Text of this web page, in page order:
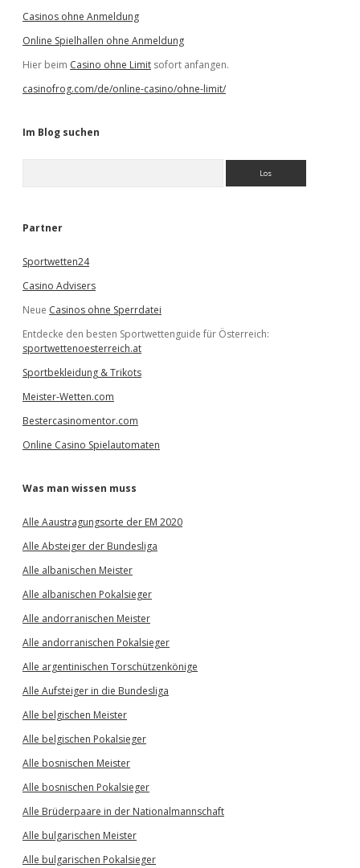
Casinos ohne Anmeldung
Online Spielhallen ohne Anmeldung
Hier beim Casino ohne Limit sofort anfangen.
casinofrog.com/de/online-casino/ohne-limit/
Im Blog suchen
e
Partner
Sportwetten24
Casino Advisers
Neue Casinos ohne Sperrdatei
Entdecke den besten Sportwettenguide für Österreich:
sportwettenoesterreich.at
Sportbekleidung & Trikots
Meister-Wetten.com
Bestercasinomentor.com
Online Casino Spielautomaten
Was man wissen muss
Alle Aaustragungsorte der EM 2020
Alle Absteiger der Bundesliga
Alle albanischen Meister
Alle albanischen Pokalsieger
Alle andorranischen Meister
Alle andorranischen Pokalsieger
Alle argentinischen Torschützenkönige
Alle Aufsteiger in die Bundesliga
Alle belgischen Meister
Alle belgischen Pokalsieger
Alle bosnischen Meister
Alle bosnischen Pokalsieger
Alle Brüderpaare in der Nationalmannschaft
Alle bulgarischen Meister
Alle bulgarischen Pokalsieger